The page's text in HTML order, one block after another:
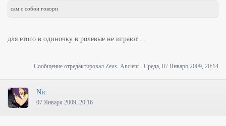
сам с собои говори
для етого в одиночку в ролевые не играют...
Сообщение отредактировал Zeus_Ancient - Среда, 07 Января 2009, 20:14
Nic
07 Января 2009, 20:16